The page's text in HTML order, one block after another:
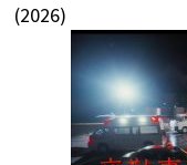
(2026)